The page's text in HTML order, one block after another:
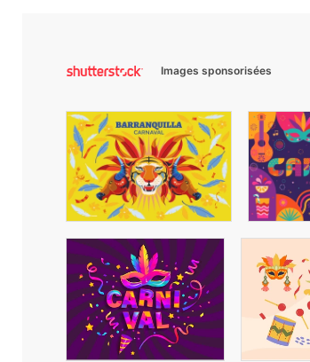
Images sponsorisées